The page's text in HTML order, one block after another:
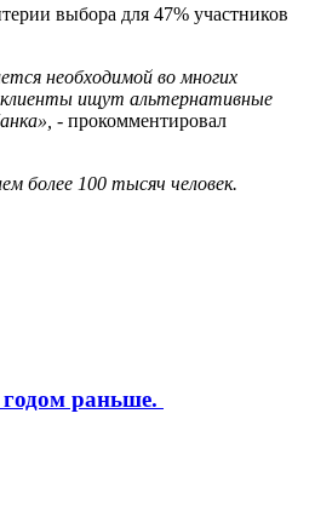
выбора для 47% участников
необходимой во многих
клиенты ищут альтернативные
- прокомментировал
более 100 тысяч человек.
раньше.